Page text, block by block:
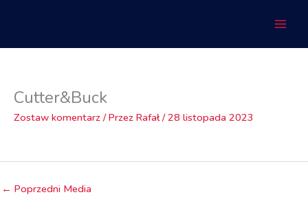
Cutter&Buck
Zostaw komentarz / Przez Rafał/28 listopada 2023
← Poprzedni Media